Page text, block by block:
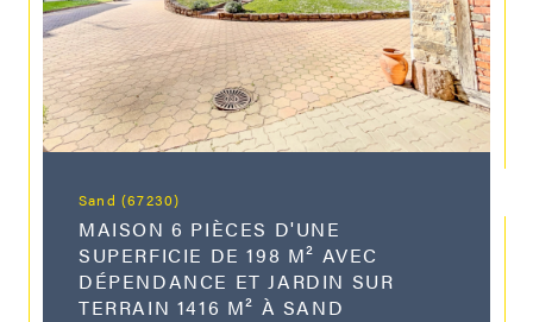
Sand (67230)
MAISON 6 PIÈCES D'UNE
SUPERFICIE DE 198 M² AVEC
DÉPENDANCE ET JARDIN SUR
TERRAIN 1416 M² À SAND